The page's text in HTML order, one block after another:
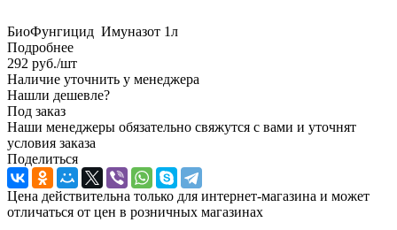
БиоФунгицид Имуназот 1л
Подробнее
292 руб./шт
Наличие уточнить у менеджера
Нашли дешевле?
Под заказ
Наши менеджеры обязательно свяжутся с вами и уточнят
условия заказа
Поделиться
Цена действительна только для интернет-магазина и может
отличаться от цен в розничных магазинах